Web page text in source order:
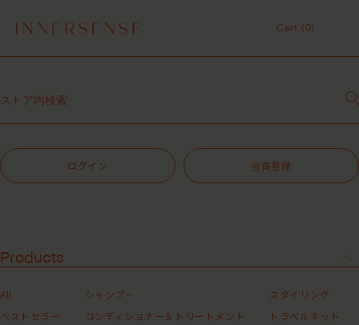
7,700円（税込）以上ご購入で、「ピュアクラリファイングマスク
１点以上ご購入で、シャンプーコンディショナーサンプル（２種）プレ
ゼント中！
7,700円（税込）以上ご購入で、「ピュアクラリファイングマスク
59mL」をプレゼント中！
Cart (0)
ログイン 会員登録
Products
All
ベストセラー
シャンプー
コンディショナー＆トリートメント
スタイリング
トラベルキット